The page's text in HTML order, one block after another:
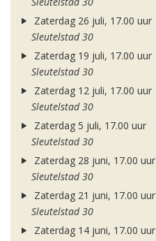
Zaterdag 26 juli, 17.00 uur
Sleutelstad 30
Zaterdag 19 juli, 17.00 uur
Sleutelstad 30
Zaterdag 12 juli, 17.00 uur
Sleutelstad 30
Zaterdag 5 juli, 17.00 uur
Sleutelstad 30
Zaterdag 28 juni, 17.00 uur
Sleutelstad 30
Zaterdag 21 juni, 17.00 uur
Sleutelstad 30
Zaterdag 14 juni, 17.00 uur